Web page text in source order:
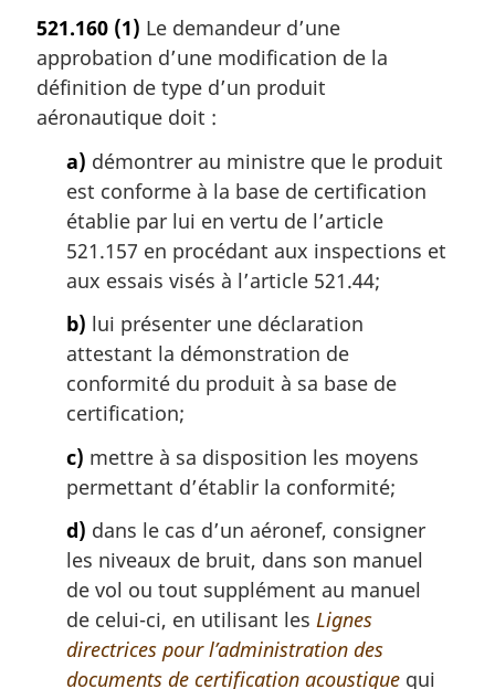
521.160 (1) Le demandeur d’une
approbation d’une modification de la
définition de type d’un produit
aéronautique doit :
a) démontrer au ministre que le produit
est conforme à la base de certification
établie par lui en vertu de l’article
521.157 en procédant aux inspections et
aux essais visés à l’article 521.44;
b) lui présenter une déclaration
attestant la démonstration de
conformité du produit à sa base de
certification;
c) mettre à sa disposition les moyens
permettant d’établir la conformité;
d) dans le cas d’un aéronef, consigner
les niveaux de bruit, dans son manuel
de vol ou tout supplément au manuel
de celui-ci, en utilisant les Lignes
directrices pour l’administration des
documents de certification acoustique qui